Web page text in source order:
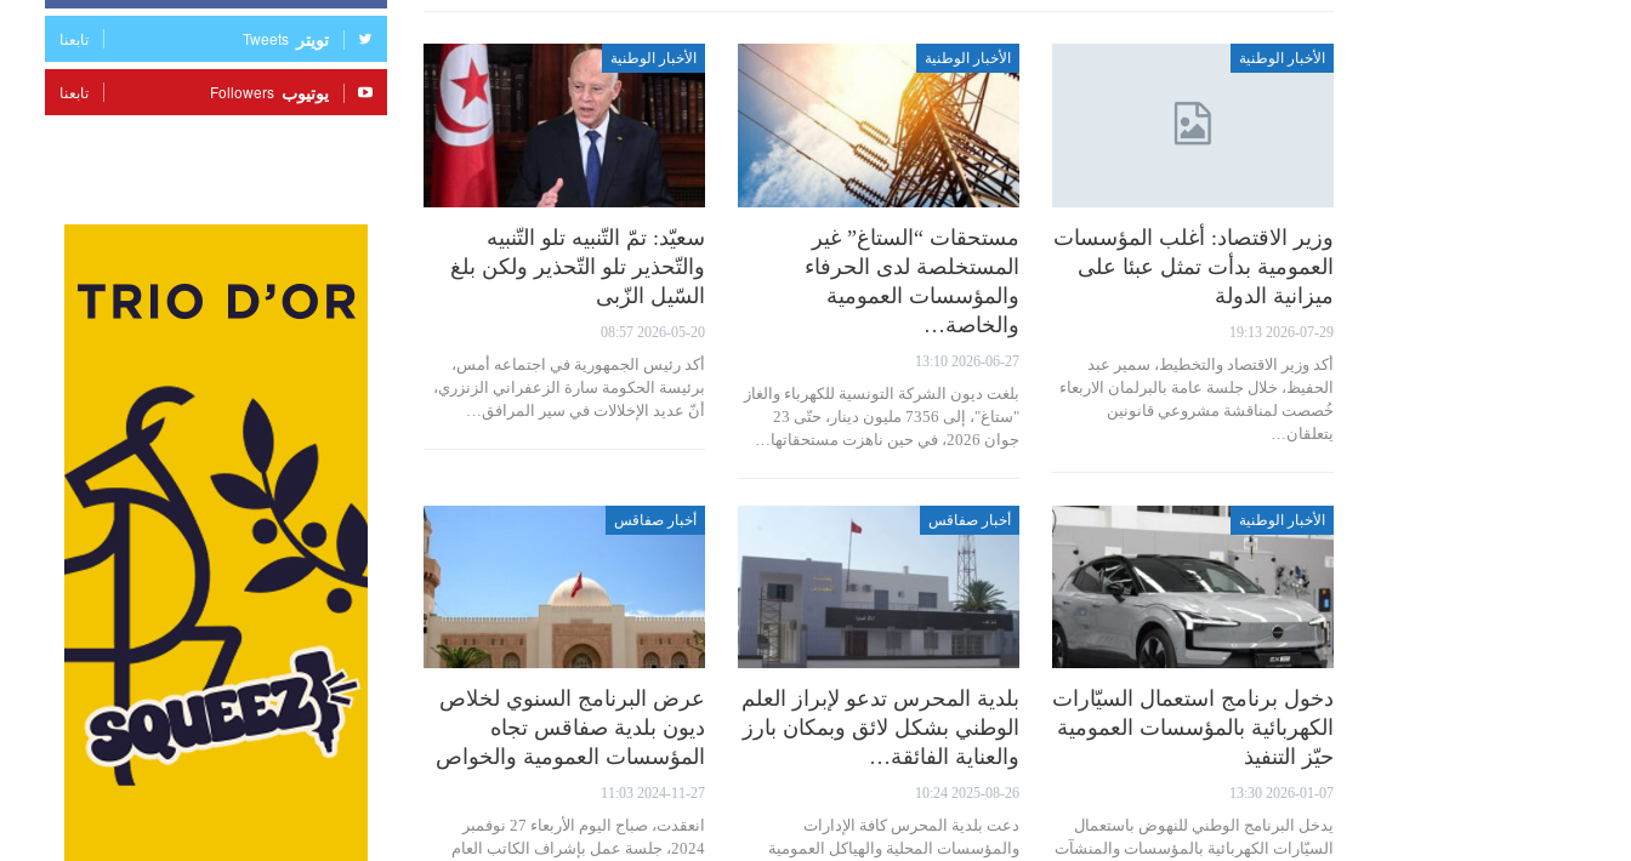
الأخبار الوطنية
وزير الاقتصاد: أغلب المؤسسات
العمومية بدأت تمثل عبئا على
ميزانية الدولة
2026-07-29 19:13
أكد وزير الاقتصاد والتخطيط، سمير عبد
الحفيظ، خلال جلسة عامة بالبرلمان الاربعاء
خُصصت لمناقشة مشروعي قانونين
يتعلقان…
الأخبار الوطنية
مستحقات “الستاغ” غير
المستخلصة لدى الحرفاء
والمؤسسات العمومية
والخاصة…
2026-06-27 13:10
بلغت ديون الشركة التونسية للكهرباء والغاز
"ستاغ"، إلى 7356 مليون دينار، حتّى 23
جوان 2026، في حين ناهزت مستحقاتها…
الأخبار الوطنية
سعيّد: تمّ التّنبيه تلو التّنبيه
والتّحذير تلو التّحذير ولكن بلغ
السّيل الزّبى
2026-05-20 08:57
أكد رئيس الجمهورية في اجتماعه أمس،
برئيسة الحكومة سارة الزعفراني الزنزري،
أنّ عديد الإخلالات في سير المرافق…
الأخبار الوطنية
دخول برنامج استعمال السيّارات
الكهربائية بالمؤسسات العمومية
حيّز التنفيذ
2026-01-07 13:30
يدخل البرنامج الوطني للنهوض باستعمال
السيّارات الكهربائية بالمؤسسات والمنشآت
أخبار صفاقس
بلدية المحرس تدعو لإبراز العلم
الوطني بشكل لائق وبمكان بارز
والعناية الفائقة…
2025-08-26 10:24
دعت بلدية المحرس كافة الإدارات
والمؤسسات المحلية والهياكل العمومية
أخبار صفاقس
عرض البرنامج السنوي لخلاص
ديون بلدية صفاقس تجاه
المؤسسات العمومية والخواص
2024-11-27 11:03
انعقدت، صباح اليوم الأربعاء 27 نوفمبر
2024، جلسة عمل بإشراف الكاتب العام
تويتر Tweets تابعنا
يوتيوب Followers تابعنا